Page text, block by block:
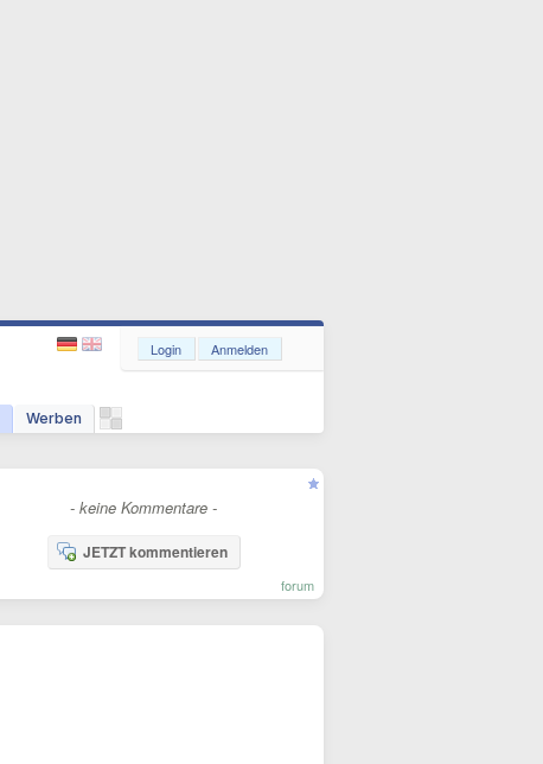
Werben
Login Anmelden
- keine Kommentare -
JETZT kommentieren
forum